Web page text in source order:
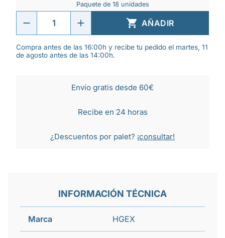
Paquete de 18 unidades
 AÑADIR
Compra antes de las 16:00h y recibe tu pedido el martes, 11
de agosto antes de las 14:00h.
Envío gratis desde 60€
Recibe en 24 horas
¿Descuentos por palet? ¡consultar!
INFORMACIÓN TÉCNICA
Marca HGEX